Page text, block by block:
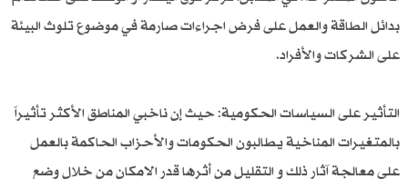
بدائل الطاقة والعمل على فرض اجراءات صارمة في موضوع تلوث البيئة
على الشركات والأفراد.
التأثير على السياسات الحكومية: حيث إن ناخبي المناطق الأكثر تأثيراً
بالمتغيرات المناخية يطالبون الحكومات والأحزاب الحاكمة بالعمل
على معالجة آثار ذلك و التقليل من أثرها قدر الامكان من خلال وضع